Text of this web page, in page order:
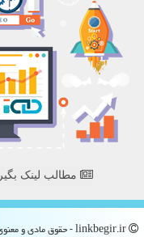
مطالب لینک بگیر